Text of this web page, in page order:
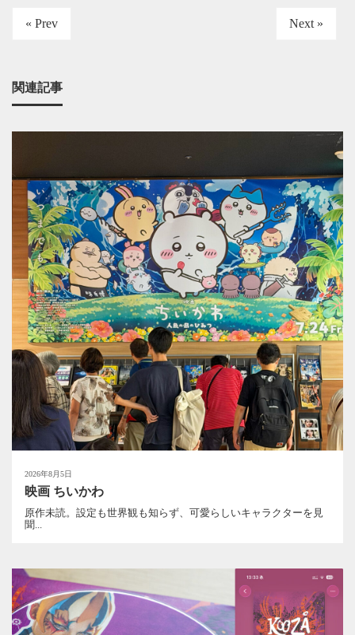
« Prev Next »
関連記事
2026年8月5日
映画 ちいかわ
原作未読。設定も世界観も知らず、可愛らしいキャラクターを見
聞...